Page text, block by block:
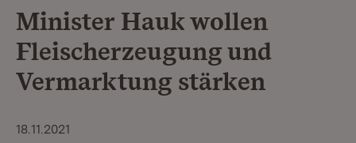
Minister Hauk wollen
Fleischerzeugung und
Vermarktung stärken
18.11.2021